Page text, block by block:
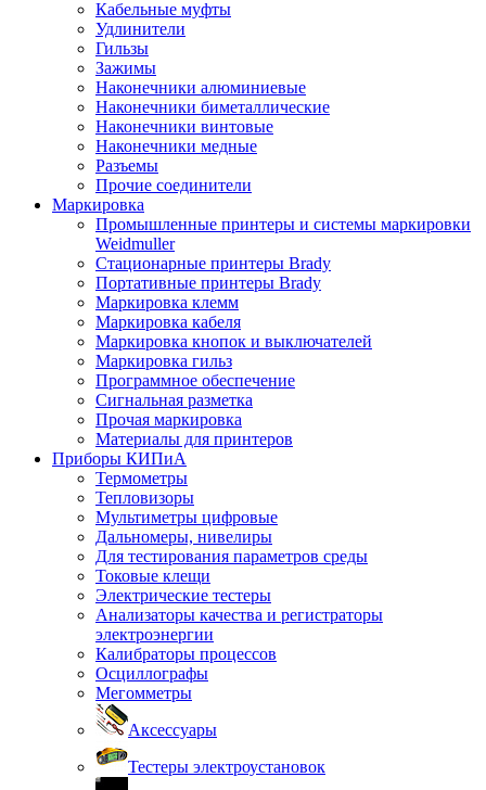
Кабельные муфты
Удлинители
Гильзы
Зажимы
Наконечники алюминиевые
Наконечники биметаллические
Наконечники винтовые
Наконечники медные
Разъемы
Прочие соединители
Маркировка
Промышленные принтеры и системы маркировки
Weidmuller
Стационарные принтеры Brady
Портативные принтеры Brady
Маркировка клемм
Маркировка кабеля
Маркировка кнопок и выключателей
Маркировка гильз
Программное обеспечение
Сигнальная разметка
Прочая маркировка
Материалы для принтеров
Приборы КИПиА
Термометры
Тепловизоры
Мультиметры цифровые
Дальномеры, нивелиры
Для тестирования параметров среды
Токовые клещи
Электрические тестеры
Анализаторы качества и регистраторы
электроэнергии
Калибраторы процессов
Осциллографы
Мегомметры
Аксессуары
Тестеры электроустановок